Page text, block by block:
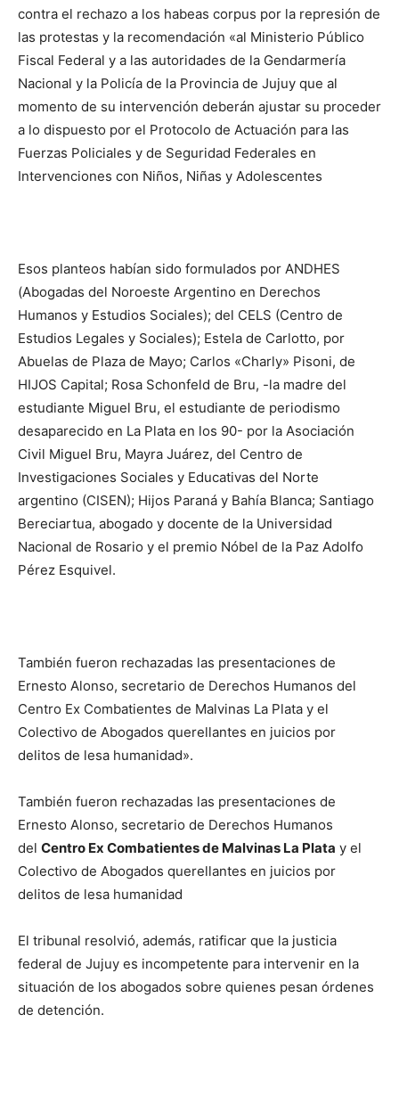
contra el rechazo a los habeas corpus por la represión de
las protestas y la recomendación «al Ministerio Público
Fiscal Federal y a las autoridades de la Gendarmería
Nacional y la Policía de la Provincia de Jujuy que al
momento de su intervención deberán ajustar su proceder
a lo dispuesto por el Protocolo de Actuación para las
Fuerzas Policiales y de Seguridad Federales en
Intervenciones con Niños, Niñas y Adolescentes
Esos planteos habían sido formulados por ANDHES
(Abogadas del Noroeste Argentino en Derechos
Humanos y Estudios Sociales); del CELS (Centro de
Estudios Legales y Sociales); Estela de Carlotto, por
Abuelas de Plaza de Mayo; Carlos «Charly» Pisoni, de
HIJOS Capital; Rosa Schonfeld de Bru, -la madre del
estudiante Miguel Bru, el estudiante de periodismo
desaparecido en La Plata en los 90- por la Asociación
Civil Miguel Bru, Mayra Juárez, del Centro de
Investigaciones Sociales y Educativas del Norte
argentino (CISEN); Hijos Paraná y Bahía Blanca; Santiago
Bereciartua, abogado y docente de la Universidad
Nacional de Rosario y el premio Nóbel de la Paz Adolfo
Pérez Esquivel.
También fueron rechazadas las presentaciones de
Ernesto Alonso, secretario de Derechos Humanos del
Centro Ex Combatientes de Malvinas La Plata y el
Colectivo de Abogados querellantes en juicios por
delitos de lesa humanidad».
También fueron rechazadas las presentaciones de
Ernesto Alonso, secretario de Derechos Humanos
del Centro Ex Combatientes de Malvinas La Plata y el
Colectivo de Abogados querellantes en juicios por
delitos de lesa humanidad
El tribunal resolvió, además, ratificar que la justicia
federal de Jujuy es incompetente para intervenir en la
situación de los abogados sobre quienes pesan órdenes
de detención.